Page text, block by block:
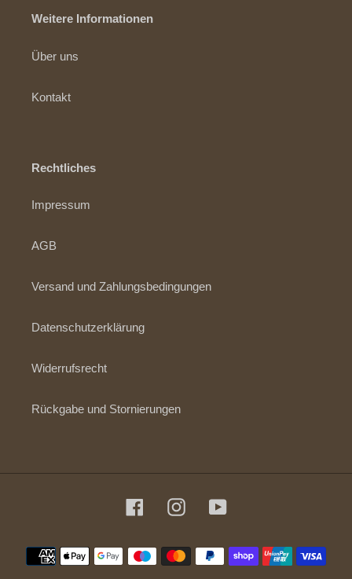
Weitere Informationen
Über uns
Kontakt
Rechtliches
Impressum
AGB
Versand und Zahlungsbedingungen
Datenschutzerklärung
Widerrufsrecht
Rückgabe und Stornierungen
FacebookInstagramYouTube
Zahlungsmethoden